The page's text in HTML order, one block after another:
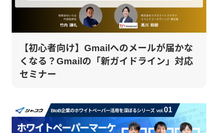
【初心者向け】Gmailへのメールが届かな
くなる？Gmailの「新ガイドライン」対応
セミナー